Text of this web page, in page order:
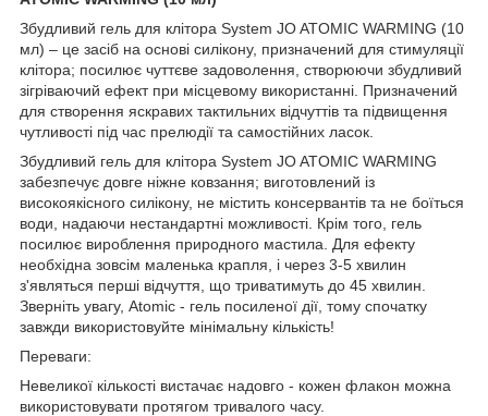
Збудливий гель для клітора System JO ATOMIC WARMING (10
мл) – це засіб на основі силікону, призначений для стимуляції
клітора; посилює чуттєве задоволення, створюючи збудливий
зігріваючий ефект при місцевому використанні. Призначений
для створення яскравих тактильних відчуттів та підвищення
чутливості під час прелюдії та самостійних ласок.
Збудливий гель для клітора System JO ATOMIC WARMING
забезпечує довге ніжне ковзання; виготовлений із
високоякісного силікону, не містить консервантів та не боїться
води, надаючи нестандартні можливості. Крім того, гель
посилює вироблення природного мастила. Для ефекту
необхідна зовсім маленька крапля, і через 3-5 хвилин
з'являться перші відчуття, що триватимуть до 45 хвилин.
Зверніть увагу, Atomic - гель посиленої дії, тому спочатку
завжди використовуйте мінімальну кількість!
Переваги:
Невеликої кількості вистачає надовго - кожен флакон можна
використовувати протягом тривалого часу.